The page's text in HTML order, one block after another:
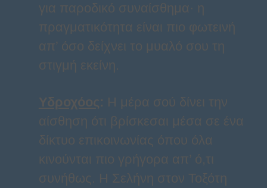
για παροδικό συναίσθημα· η
πραγματικότητα είναι πιο φωτεινή
απ’ όσο δείχνει το μυαλό σου τη
στιγμή εκείνη.
Υδροχόος: Η μέρα σού δίνει την
αίσθηση ότι βρίσκεσαι μέσα σε ένα
δίκτυο επικοινωνίας όπου όλα
κινούνται πιο γρήγορα απ’ ό,τι
συνήθως. Η Σελήνη στον Τοξότη